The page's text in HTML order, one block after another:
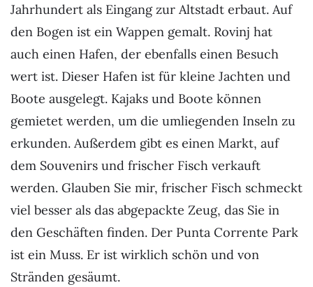
Jahrhundert als Eingang zur Altstadt erbaut. Auf
den Bogen ist ein Wappen gemalt. Rovinj hat
auch einen Hafen, der ebenfalls einen Besuch
wert ist. Dieser Hafen ist für kleine Jachten und
Boote ausgelegt. Kajaks und Boote können
gemietet werden, um die umliegenden Inseln zu
erkunden. Außerdem gibt es einen Markt, auf
dem Souvenirs und frischer Fisch verkauft
werden. Glauben Sie mir, frischer Fisch schmeckt
viel besser als das abgepackte Zeug, das Sie in
den Geschäften finden. Der Punta Corrente Park
ist ein Muss. Er ist wirklich schön und von
Stränden gesäumt.